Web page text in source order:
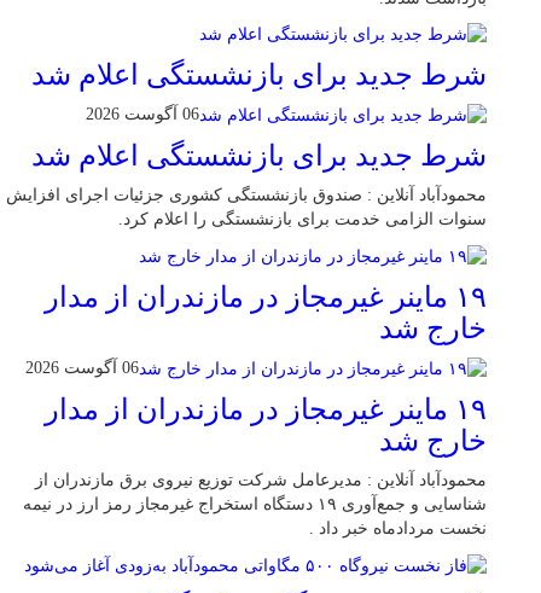
شرط جدید برای بازنشستگی اعلام شد
06 آگوست 2026
شرط جدید برای بازنشستگی اعلام شد
محمودآباد آنلاین : صندوق بازنشستگی کشوری جزئیات اجرای افزایش
سنوات الزامی خدمت برای بازنشستگی را اعلام کرد.
۱۹ ماینر غیرمجاز در مازندران از مدار
خارج شد
06 آگوست 2026
۱۹ ماینر غیرمجاز در مازندران از مدار
خارج شد
محمودآباد آنلاین : مدیرعامل شرکت توزیع نیروی برق مازندران از
شناسایی و جمع‌آوری ۱۹ دستگاه استخراج غیرمجاز رمز ارز در نیمه
نخست مردادماه خبر داد .